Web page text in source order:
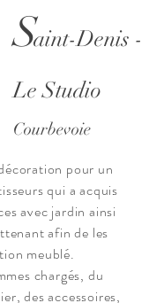
Saint-Denis -
Le Studio
Courbevoie
pour un
qui a acquis
avec jardin ainsi
afin de les
meublé.
chargés, du
des accessoires,